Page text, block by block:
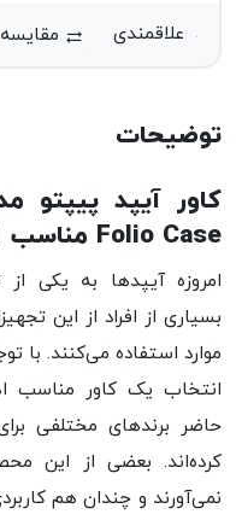
مقایسه
توضیحات
Folio Case مناسب iPad 10-11 رنگ آبی تیره
امروزه آیپدها به یکی
بسیاری از افراد از این
موارد استفاده می‌کنند. با
انتخاب یک کاور مناسب
حاضر برندهای مختلفی
کرده‌اند. بعضی از این
نمی‌آورند و چندان هم